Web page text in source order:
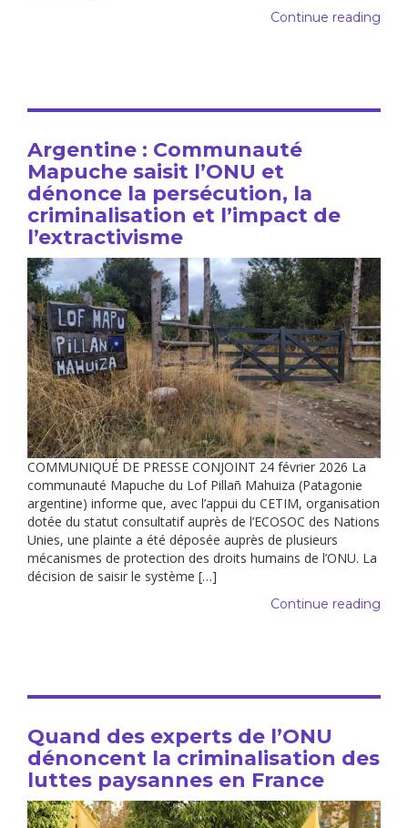
Continue reading
Argentine : Communauté
Mapuche saisit l’ONU et
dénonce la persécution, la
criminalisation et l’impact de
l’extractivisme
COMMUNIQUÉ DE PRESSE CONJOINT 24 février 2026 La
communauté Mapuche du Lof Pillañ Mahuiza (Patagonie
argentine) informe que, avec l’appui du CETIM, organisation
dotée du statut consultatif auprès de l’ECOSOC des Nations
Unies, une plainte a été déposée auprès de plusieurs
mécanismes de protection des droits humains de l’ONU. La
décision de saisir le système […]
Continue reading
Quand des experts de l’ONU
dénoncent la criminalisation des
luttes paysannes en France